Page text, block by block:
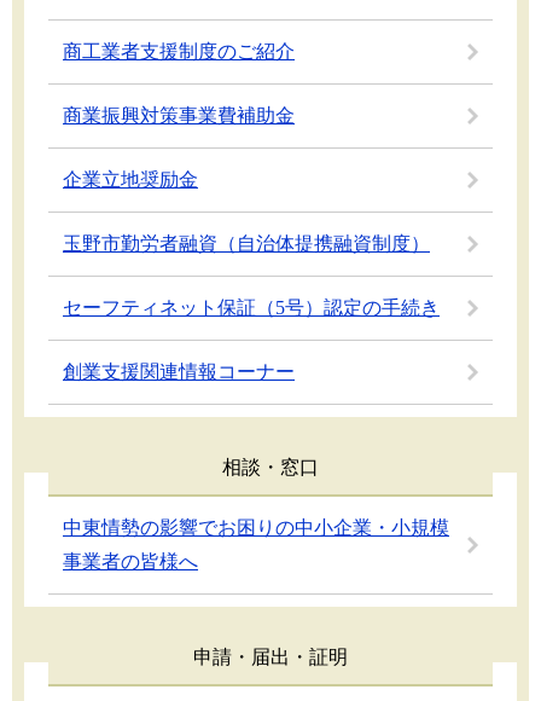
商工業者支援制度のご紹介
商業振興対策事業費補助金
企業立地奨励金
玉野市勤労者融資（自治体提携融資制度）
セーフティネット保証（5号）認定の手続き
創業支援関連情報コーナー
相談・窓口
中東情勢の影響でお困りの中小企業・小規模
事業者の皆様へ
申請・届出・証明